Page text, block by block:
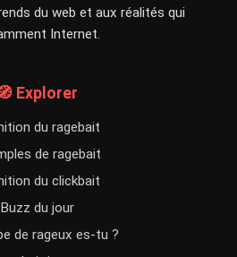
du web et aux réalités qui
Internet.
Explorer
du ragebait
de ragebait
du clickbait
Buzz du jour
de rageux es-tu ?